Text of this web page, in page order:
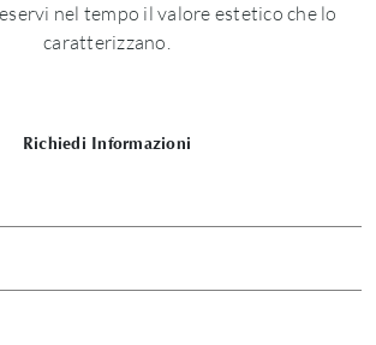
nel tempo il valore estetico che lo
caratterizzano.
Richiedi Informazioni